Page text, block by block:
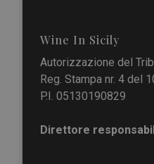
Wine In Sicily
Autorizzazione del
Reg. Stampa nr. 4 del
P.I. 05130190829
Direttore